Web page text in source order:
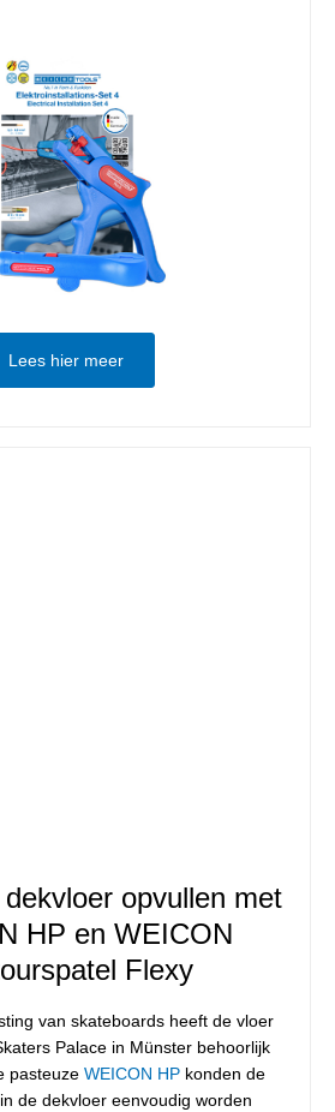
Lees hier meer
opvullen met
HP en WEICON
Flexy
van skateboards heeft de vloer
Palace in Münster behoorlijk
pasteuze WEICON HP konden de
de dekvloer eenvoudig worden